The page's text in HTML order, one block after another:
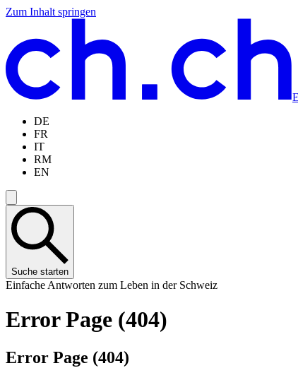
Zum Inhalt springen
Zum
springen
Zur
springen
Zur
springen
Zur
springen
DE
FR
IT
RM
EN
Suche starten
Einfache Antworten zum Leben in der Schweiz
Error Page (404)
Error Page (404)